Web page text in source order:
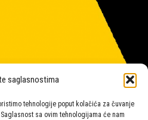
saglasnostima
tehnologije poput kolačića za čuvanje
sa ovim tehnologijama će nam